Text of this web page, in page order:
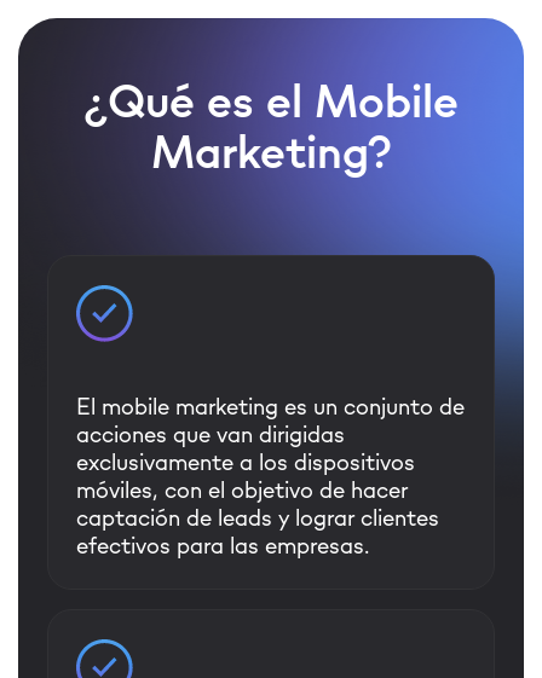
¿Qué es el Mobile
Marketing?
El mobile marketing es un conjunto de
acciones que van dirigidas
exclusivamente a los dispositivos
móviles, con el objetivo de hacer
captación de leads y lograr clientes
efectivos para las empresas.